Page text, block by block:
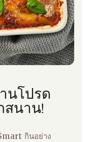
นโปรด
สนาน!
กินอย่าง